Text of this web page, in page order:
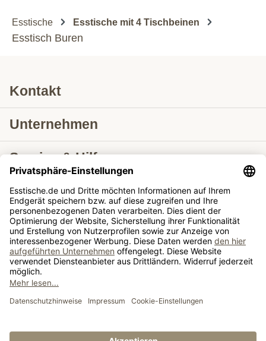
Esstische Esstische mit 4 Tischbeinen
Esstisch Buren
Kontakt
Unternehmen
Service & Hilfe
Lieferung nach
Tische ausziehbar
Tische